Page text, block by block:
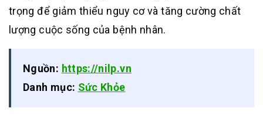
trọng để giảm thiểu nguy cơ và tăng cường chất
lượng cuộc sống của bệnh nhân.
Nguồn: https://nilp.vn
Danh mục: Sức Khỏe